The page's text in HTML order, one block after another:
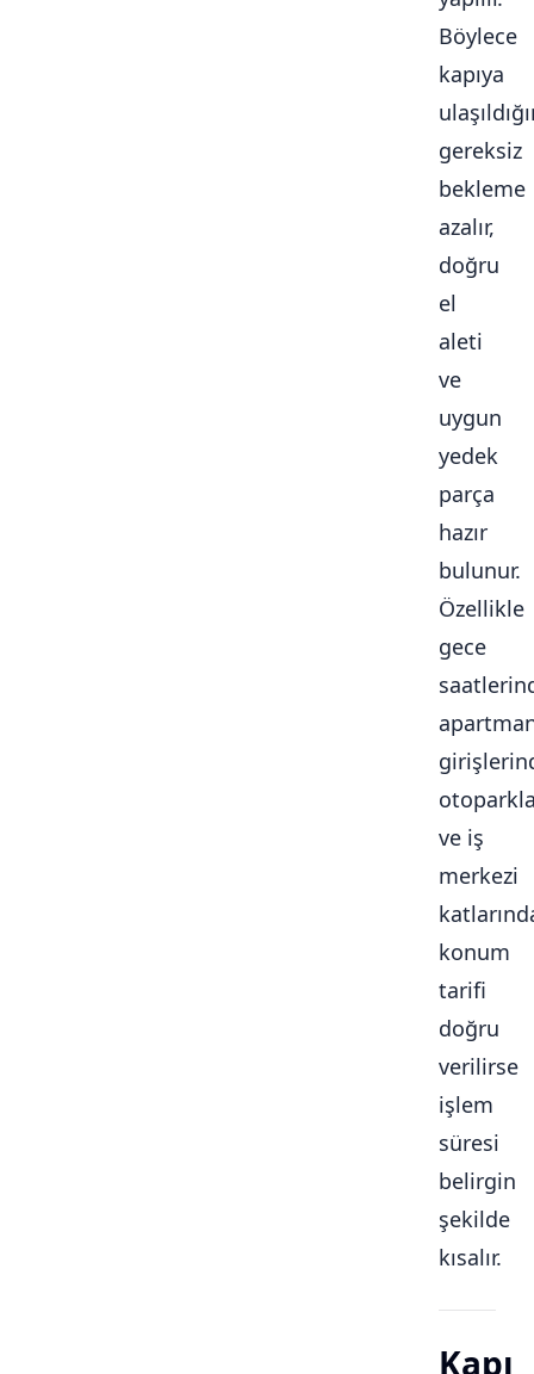
Böylece
kapıya
gereksiz
bekleme
azalır,
doğru
el
aleti
ve
uygun
yedek
parça
hazır
bulunur.
Özellikle
gece
ve iş
merkezi
konum
tarifi
doğru
verilirse
işlem
süresi
belirgin
şekilde
kısalır.
Kapı